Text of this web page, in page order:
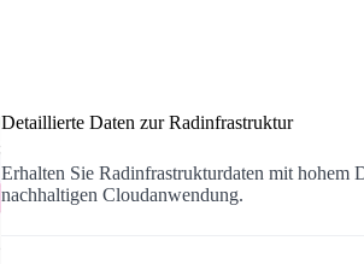
Detaillierte Daten zur Radinfrastruktur
Erhalten Sie Radinfrastrukturdaten mit hohem
nachhaltigen Cloudanwendung.